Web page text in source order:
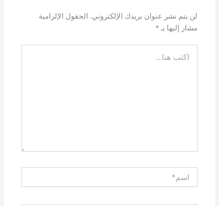
لن يتم نشر عنوان بريدك الإلكتروني. الحقول الإلزامية
مشار إليها بـ*
هنا...